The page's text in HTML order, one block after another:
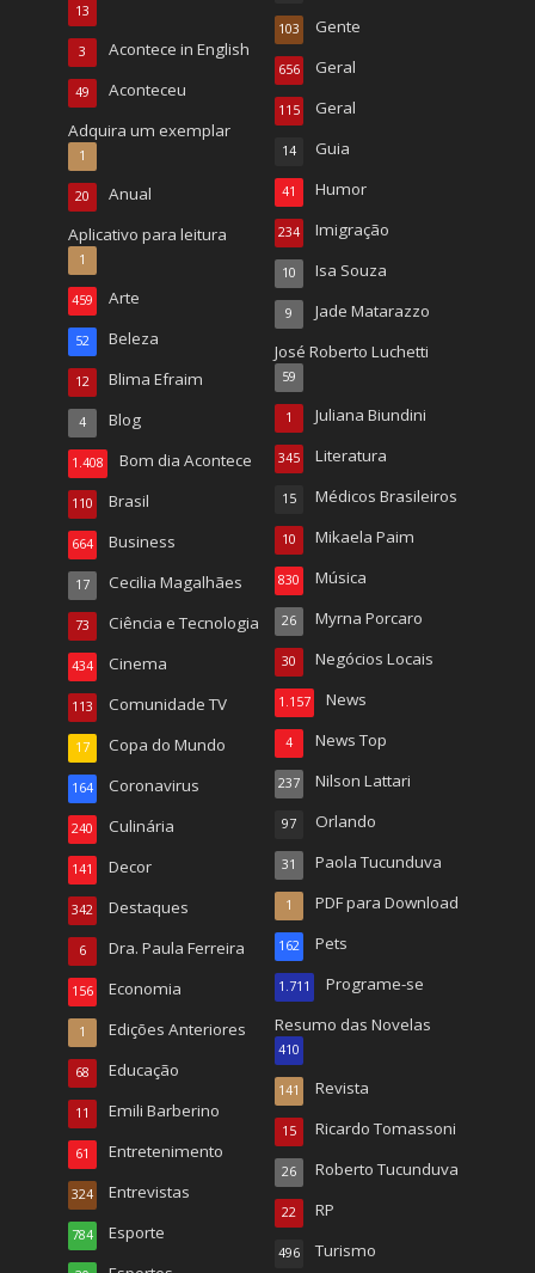
13
Acontece in English
3
Aconteceu
49
Adquira um exemplar
1
Anual
20
Aplicativo para leitura
1
Arte
459
Beleza
52
Blima Efraim
12
Blog
4
Bom dia Acontece
1.408
Brasil
110
Business
664
Cecilia Magalhães
17
Ciência e Tecnologia
73
Cinema
434
Comunidade TV
113
Copa do Mundo
17
Coronavirus
164
Culinária
240
Decor
141
Destaques
342
Dra. Paula Ferreira
6
Economia
156
Edições Anteriores
1
Educação
68
Emili Barberino
11
Entretenimento
61
Entrevistas
324
Esporte
784
Gente
103
Geral
656
Geral
115
Guia
14
Humor
41
Imigração
234
Isa Souza
10
Jade Matarazzo
9
José Roberto Luchetti
59
Juliana Biundini
1
Literatura
345
Médicos Brasileiros
15
Mikaela Paim
10
Música
830
Myrna Porcaro
26
Negócios Locais
30
News
1.157
News Top
4
Nilson Lattari
237
Orlando
97
Paola Tucunduva
31
PDF para Download
1
Pets
162
Programe-se
1.711
Resumo das Novelas
410
Revista
141
Ricardo Tomassoni
15
Roberto Tucunduva
26
RP
22
Turismo
496